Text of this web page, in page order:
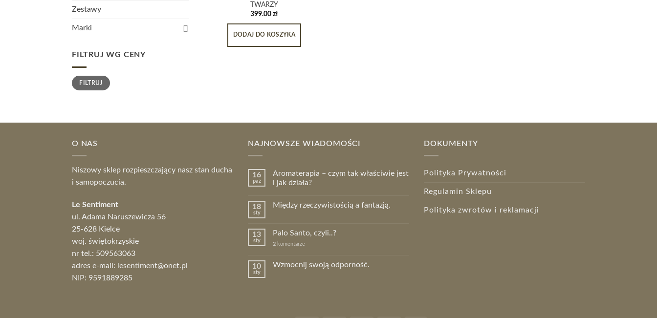
Zestawy
Marki
FILTRUJ WG CENY
Cena
min.
Cena
maks.FILTRUJ
TWARZY
399.00 zł
DODAJ DO KOSZYKA
O NAS
Niszowy sklep rozpieszczający nasz stan ducha
i samopoczucia.
Le Sentiment
ul. Adama Naruszewicza 56
25-628 Kielce
woj. świętokrzyskie
nr tel.: 509563063
adres e-mail: lesentiment@onet.pl
NIP: 9591889285
NAJNOWSZE WIADOMOŚCI
16
paź
Aromaterapia – czym tak właściwie jest
i jak działa?
18
sty
Między rzeczywistością a fantazją.
13
sty
Palo Santo, czyli..?
2 komentarze
10
sty
Wzmocnij swoją odporność.
DOKUMENTY
Polityka Prywatności
Regulamin Sklepu
Polityka zwrotów i reklamacji